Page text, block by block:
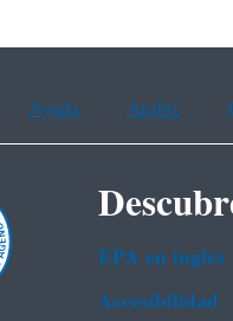
Ayuda Arabic
EPA en ingl‌és
Accesibilidad